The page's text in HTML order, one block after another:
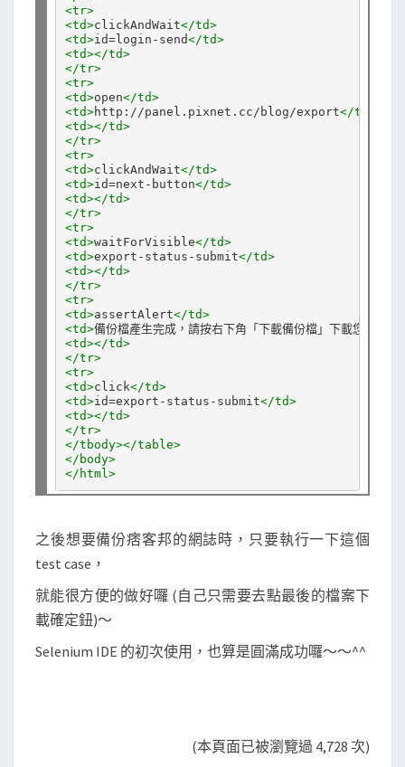
<tr>
<td>clickAndWait</td>
<td>id=login-send</td>
<td></td>
</tr>
<tr>
<td>open</td>
<td>http://panel.pixnet.cc/blog/export</td>
<td></td>
</tr>
<tr>
<td>clickAndWait</td>
<td>id=next-button</td>
<td></td>
</tr>
<tr>
<td>waitForVisible</td>
<td>export-status-submit</td>
<td></td>
</tr>
<tr>
<td>assertAlert</td>
<td>備份檔產生完成，請按右下角「下載備份檔」下載您的備份
<td></td>
</tr>
<tr>
<td>click</td>
<td>id=export-status-submit</td>
<td></td>
</tr>
</tbody></table>
</body>
</html>
之後想要備份痞客邦的網誌時，只要執行一下這個
test case，
就能很方便的做好囉 (自己只需要去點最後的檔案下
載確定鈕)～
Selenium IDE 的初次使用，也算是圓滿成功囉～～^^
(本頁面已被瀏覽過 4,728 次)